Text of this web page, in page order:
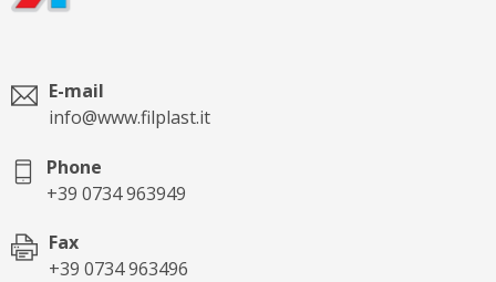
E-mail
info@www.filplast.it
Phone
+39 0734 963949
Fax
+39 0734 963496